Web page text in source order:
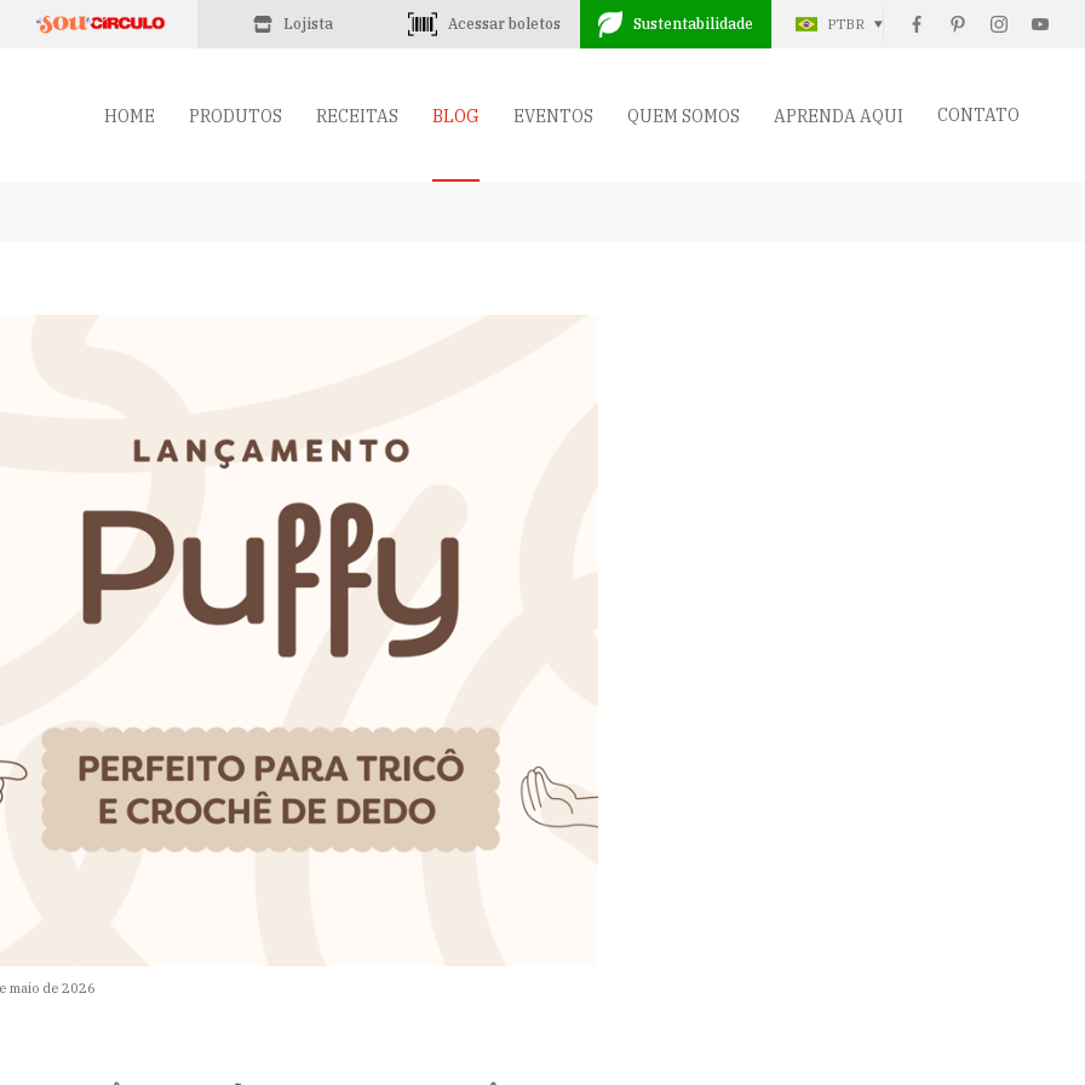
Lojista Acessar boletos Sustentabilidade PTBR
HOME PRODUTOS RECEITAS BLOG EVENTOS QUEM SOMOS APRENDA AQUI CONTATO
maio de 2026